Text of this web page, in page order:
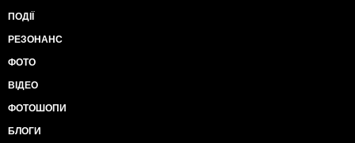
ПОДІЇ
РЕЗОНАНС
ФОТО
ВІДЕО
ФОТОШОПИ
БЛОГИ